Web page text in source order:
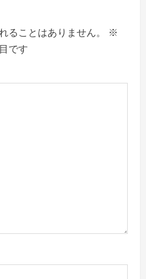
ることはありません。
※
です